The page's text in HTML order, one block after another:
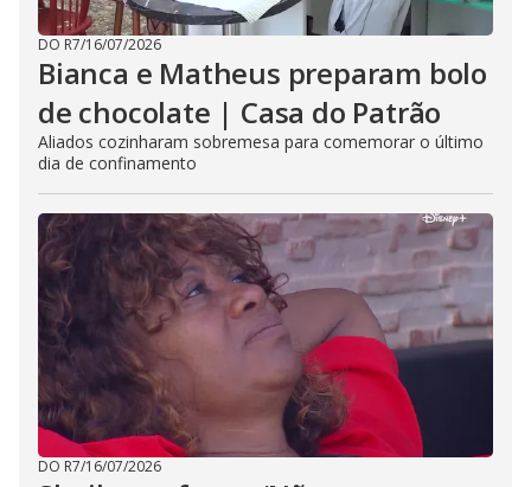
DO R7/16/07/2026
Bianca e Matheus preparam bolo
de chocolate | Casa do Patrão
Aliados cozinharam sobremesa para comemorar o último
dia de confinamento
DO R7/16/07/2026